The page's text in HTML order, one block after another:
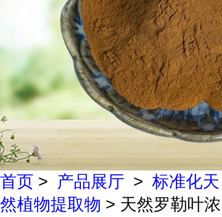
首页 > 产品展厅 > 标准化天
然植物提取物 > 天然罗勒叶浓